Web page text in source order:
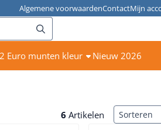
Algemene voorwaardenContactMijn
2 Euro munten kleur Nieuw 2026
6 Artikelen